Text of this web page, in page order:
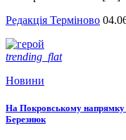
Редакція Терміново
trending_flat
Новини
На Покровському напрямку
Березнюк